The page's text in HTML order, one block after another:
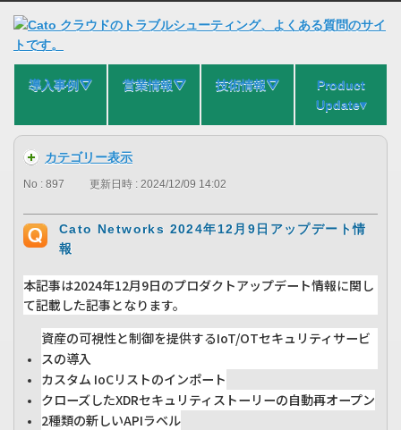
導入事例⛛ 営業情報⛛ 技術情報⛛
Product
Update▾
カテゴリー表示
No : 897 更新日時 : 2024/12/09 14:02
Cato Networks 2024年12月9日アップデート情
報
本記事は2024年12月9日のプロダクトアップデート情報に関し
て記載した記事となります。
資産の可視性と制御を提供するIoT/OTセキュリティサービ
スの導入
カスタム IoCリストのインポート
クローズしたXDRセキュリティストーリーの自動再オープン
2種類の新しいAPIラベル